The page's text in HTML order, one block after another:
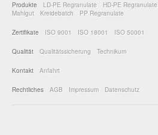
Produkte LD-PE Regranulate HD-PE Regranulate
Mahlgut
Kreidebatch PP Regranulate
Zertifikate ISO 9001 ISO 18001 ISO 50001
Qualität Qualitätssicherung Technikum
Kontakt Anfahrt
Rechtliches AGB Impressum Datenschutz